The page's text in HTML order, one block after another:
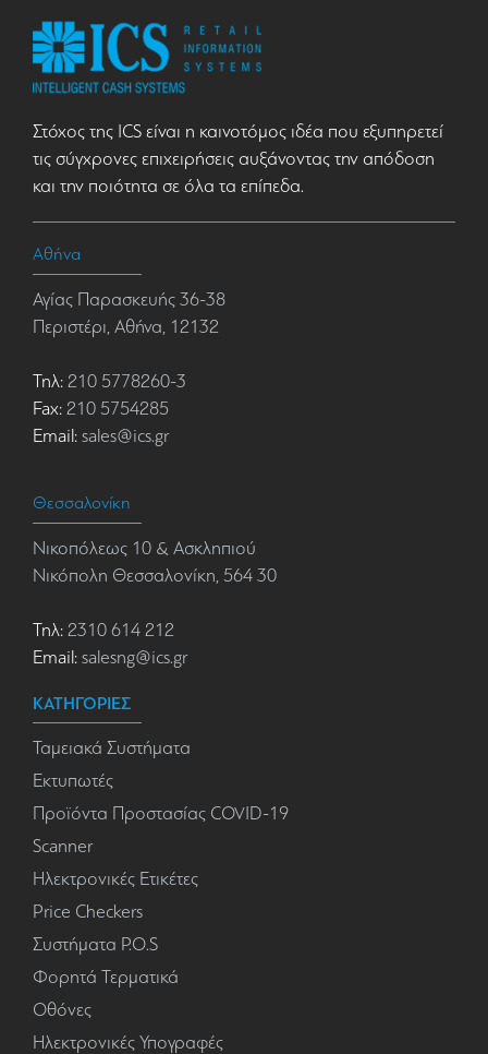
Στόχος της ICS είναι η καινοτόμος ιδέα που εξυπηρετεί
τις σύγχρονες επιχειρήσεις αυξάνοντας την απόδοση
και την ποιότητα σε όλα τα επίπεδα.
Αθήνα
Αγίας Παρασκευής 36-38
Περιστέρι, Αθήνα, 12132
Τηλ: 210 5778260-3
Fax: 210 5754285
Email: sales@ics.gr
Θεσσαλονίκη
Νικοπόλεως 10 & Ασκληπιού
Νικόπολη Θεσσαλονίκη, 564 30
Τηλ: 2310 614 212
Email: salesng@ics.gr
ΚΑΤΗΓΟΡΙΕΣ
Ταμειακά Συστήματα
Εκτυπωτές
Προϊόντα Προστασίας COVID-19
Scanner
Ηλεκτρονικές Ετικέτες
Price Checkers
Συστήματα P.O.S
Φορητά Τερματικά
Οθόνες
Ηλεκτρονικές Υπογραφές